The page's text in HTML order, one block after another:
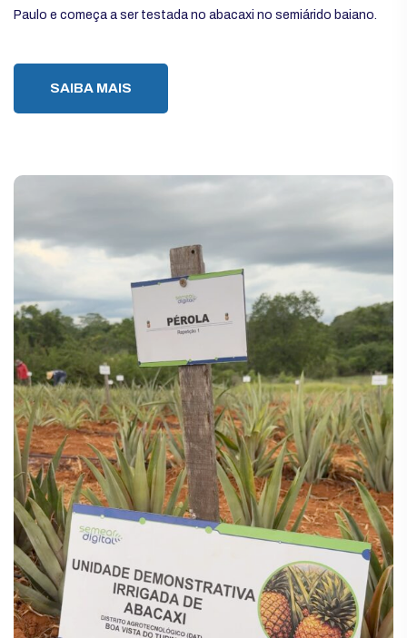
Paulo e começa a ser testada no abacaxi no semiárido baiano.
SAIBA MAIS